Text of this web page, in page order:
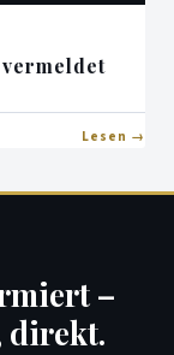
vermeldet
Lesen
–
direkt.